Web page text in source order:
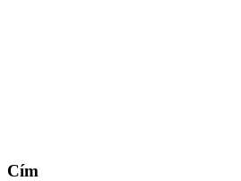
Cím